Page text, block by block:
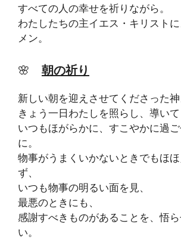
すべての人の幸せを祈りながら。
わたしたちの主イエス・キリスト
メン。
🌸 朝の祈り
新しい朝を迎えさせてくださった神
きょう一日わたしを照らし、導いて
いつもほがらかに、すこやかに過
に。
物事がうまくいかないときでもほ
ず、
いつも物事の明るい面を見、
最悪のときにも、
感謝すべきものがあることを、悟
い。